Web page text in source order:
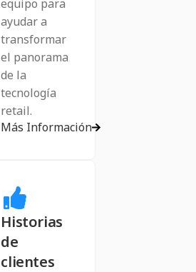
equipo para
ayudar a
transformar
el panorama
de la
tecnología
retail.
Más Información
Historias
de
clientes